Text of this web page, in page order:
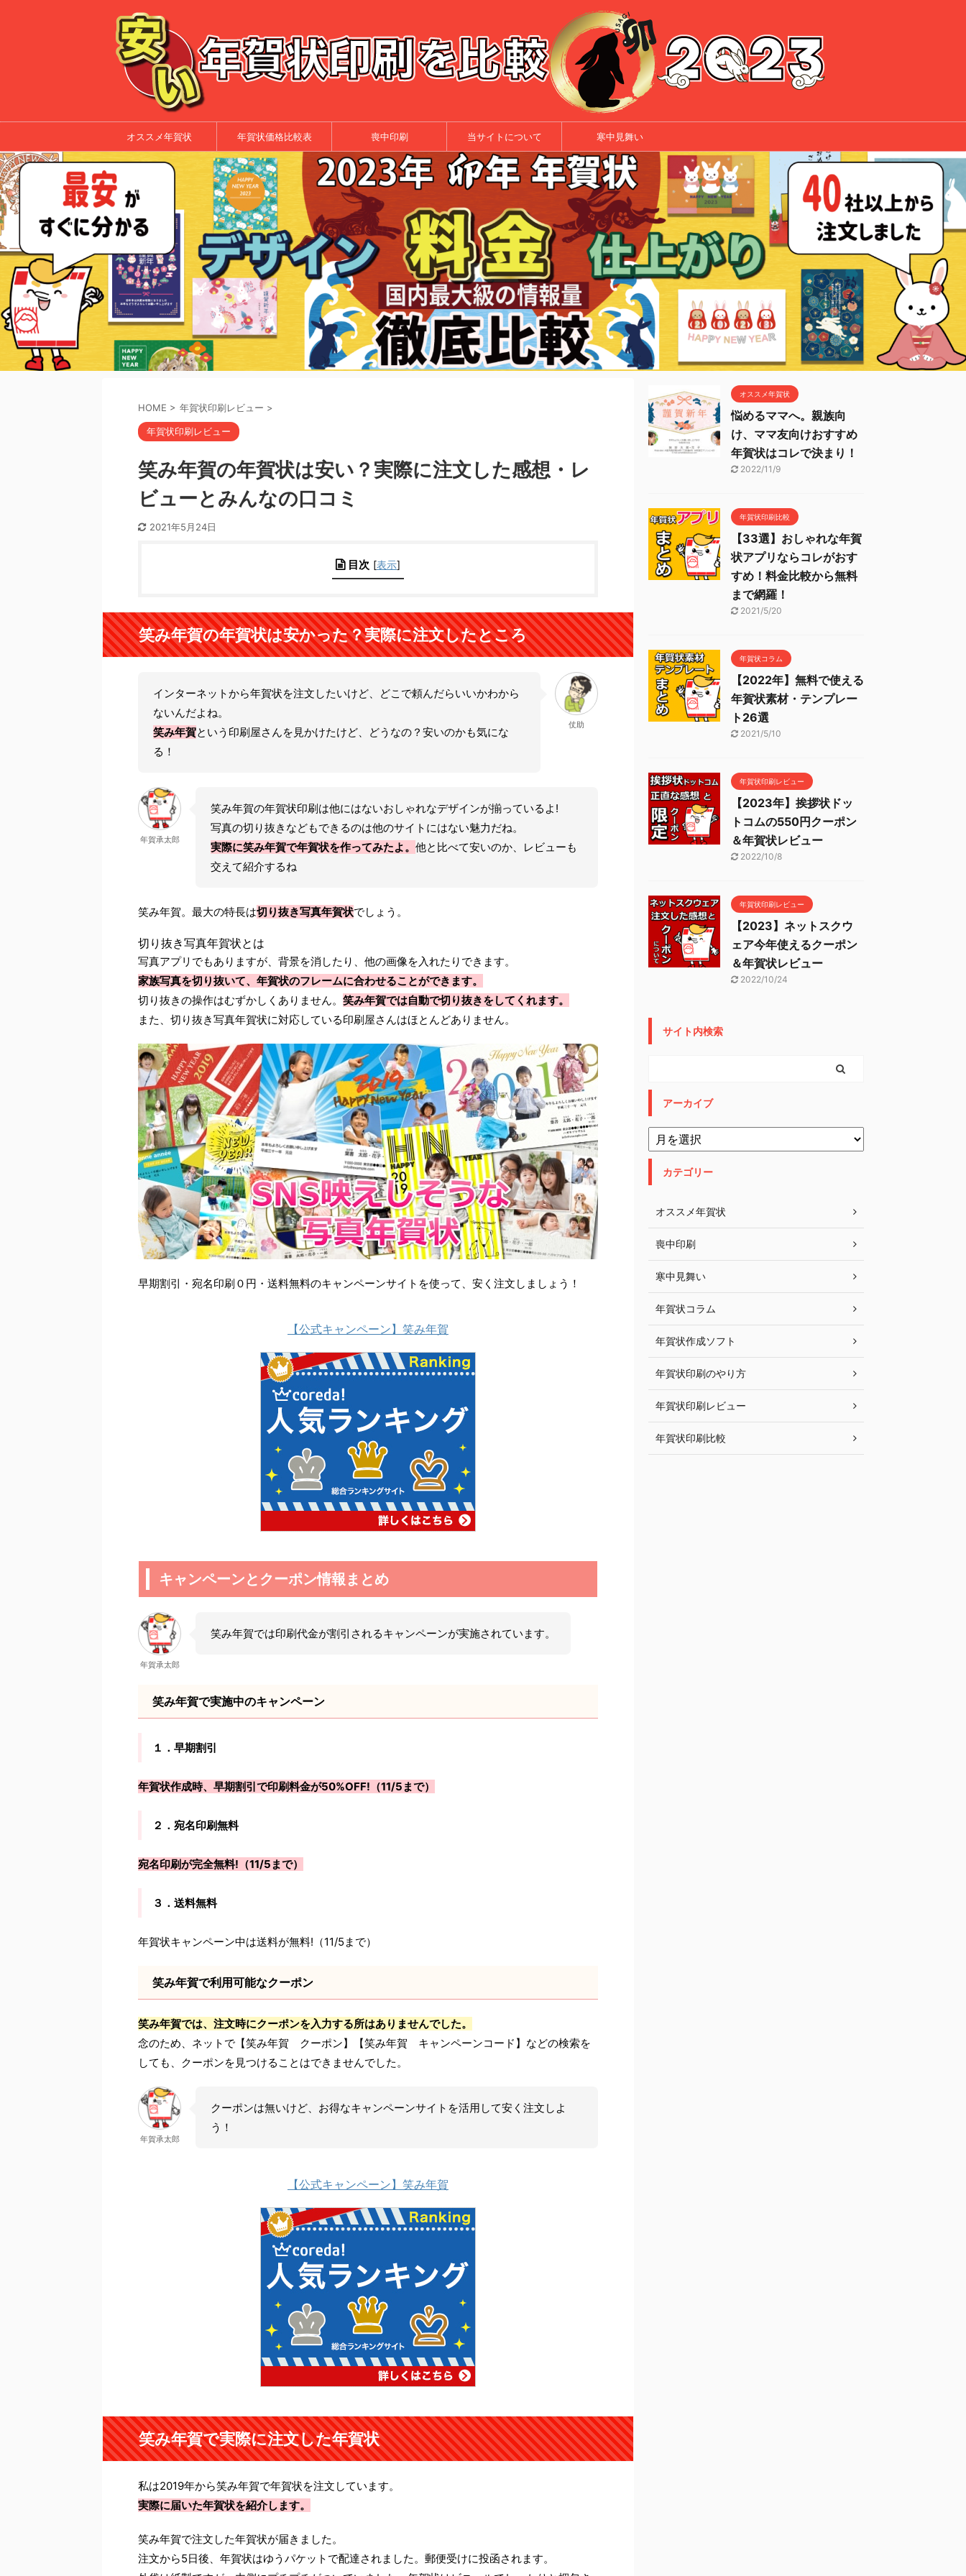
オススメ年賀状 年賀状価格比較表 喪中印刷 当サイトについて 寒中見舞い
HOME > 年賀状印刷レビュー >
年賀状印刷レビュー
笑み年賀の年賀状は安い？実際に注文した感想・レ
ビューとみんなの口コミ
2021年5月24日
目次 [表示]
笑み年賀の年賀状は安かった？実際に注文したところ
インターネットから年賀状を注文したいけど、どこで頼んだらいいかわから
ないんだよね。
笑み年賀という印刷屋さんを見かけたけど、どうなの？安いのかも気にな
る！
仗助
年賀承太郎
笑み年賀の年賀状印刷は他にはないおしゃれなデザインが揃っているよ!
写真の切り抜きなどもできるのは他のサイトにはない魅力だね。
実際に笑み年賀で年賀状を作ってみたよ。 他と比べて安いのか、レビューも
交えて紹介するね
笑み年賀。最大の特長は切り抜き写真年賀状でしょう。
切り抜き写真年賀状とは
写真アプリでもありますが、背景を消したり、他の画像を入れたりできます。
家族写真を切り抜いて、年賀状のフレームに合わせることができます。
切り抜きの操作はむずかしくありません。 笑み年賀では自動で切り抜きをしてくれます。
また、切り抜き写真年賀状に対応している印刷屋さんはほとんどありません。
早期割引・宛名印刷０円・送料無料のキャンペーンサイトを使って、安く注文しましょう！
【公式キャンペーン】笑み年賀
キャンペーンとクーポン情報まとめ
年賀承太郎
笑み年賀では印刷代金が割引されるキャンペーンが実施されています。
笑み年賀で実施中のキャンペーン
１．早期割引
年賀状作成時、早期割引で印刷料金が50%OFF!（11/5まで）
２．宛名印刷無料
宛名印刷が完全無料!（11/5まで）
３．送料無料
年賀状キャンペーン中は送料が無料!（11/5まで）
笑み年賀で利用可能なクーポン
笑み年賀では、注文時にクーポンを入力する所はありませんでした。
念のため、ネットで【笑み年賀 クーポン】【笑み年賀 キャンペーンコード】などの検索を
しても、クーポンを見つけることはできませんでした。
年賀承太郎
クーポンは無いけど、お得なキャンペーンサイトを活用して安く注文しよ
う！
【公式キャンペーン】笑み年賀
笑み年賀で実際に注文した年賀状
私は2019年から笑み年賀で年賀状を注文しています。
実際に届いた年賀状を紹介します。
笑み年賀で注文した年賀状が届きました。
注文から5日後、年賀状はゆうパケットで配達されました。郵便受けに投函されます。
オススメ年賀状
悩めるママへ。親族向
け、ママ友向けおすすめ
年賀状はコレで決まり！
2022/11/9
年賀状印刷比較
【33選】おしゃれな年賀
状アプリならコレがおす
すめ！料金比較から無料
まで網羅！
2021/5/20
年賀状コラム
【2022年】無料で使える
年賀状素材・テンプレー
ト26選
2021/5/10
年賀状印刷レビュー
【2023年】挨拶状ドッ
トコムの550円クーポン
＆年賀状レビュー
2022/10/8
年賀状印刷レビュー
【2023】ネットスクウ
ェア今年使えるクーポン
＆年賀状レビュー
2022/10/24
サイト内検索
アーカイブ
カテゴリー
オススメ年賀状
喪中印刷
寒中見舞い
年賀状コラム
年賀状作成ソフト
年賀状印刷のやり方
年賀状印刷レビュー
年賀状印刷比較